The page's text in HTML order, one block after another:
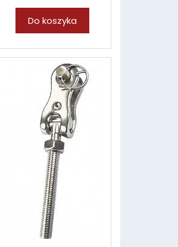
Do koszyka